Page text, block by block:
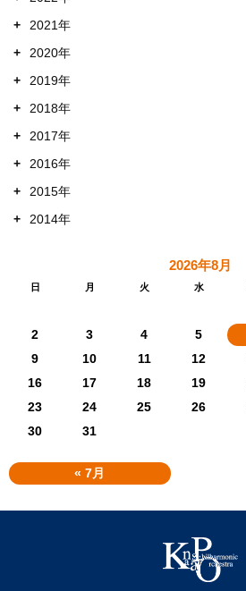
+
2021年
+
2020年
+
2019年
+
2018年
+
2017年
+
2016年
+
2015年
+
2014年
2026年8月
日 月 火 水
« 7月
2
3 4 5
9
10 11 12
16
17 18 19
23
24 25 26
30
31